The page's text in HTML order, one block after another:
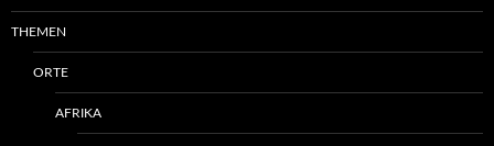
THEMEN
ORTE
AFRIKA